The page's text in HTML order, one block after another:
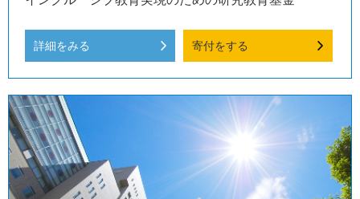
詳細をみる 寄付をする